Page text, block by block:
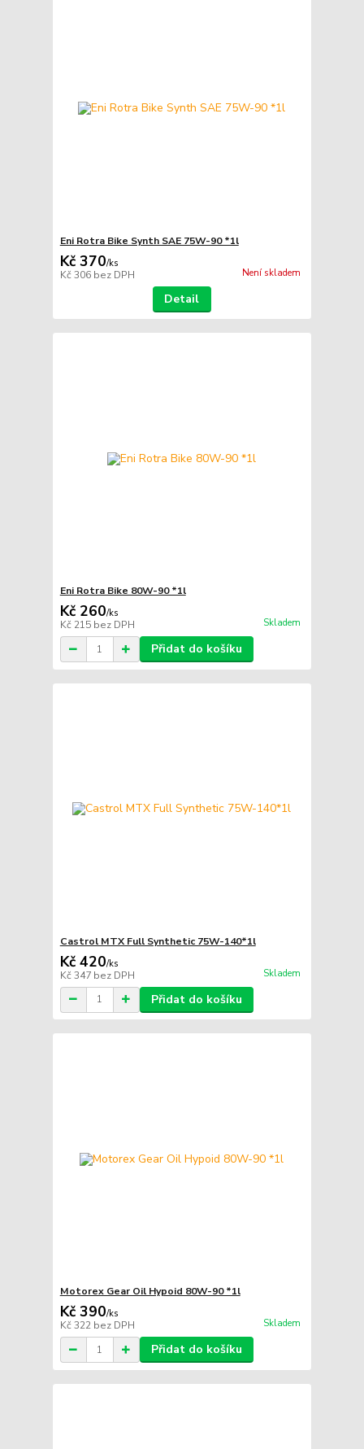
Eni Rotra Bike Synth SAE 75W-90 *1l
Kč 370/ks
Kč 306 bez DPH Není skladem
Detail
Eni Rotra Bike 80W-90 *1l
Kč 260/ks
Kč 215 bez DPH Skladem
Přidat do košíku
Castrol MTX Full Synthetic 75W-140*1l
Kč 420/ks
Kč 347 bez DPH Skladem
Přidat do košíku
Motorex Gear Oil Hypoid 80W-90 *1l
Kč 390/ks
Kč 322 bez DPH Skladem
Přidat do košíku